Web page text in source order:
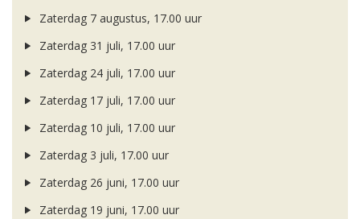
Zaterdag 7 augustus, 17.00 uur
Zaterdag 31 juli, 17.00 uur
Zaterdag 24 juli, 17.00 uur
Zaterdag 17 juli, 17.00 uur
Zaterdag 10 juli, 17.00 uur
Zaterdag 3 juli, 17.00 uur
Zaterdag 26 juni, 17.00 uur
Zaterdag 19 juni, 17.00 uur